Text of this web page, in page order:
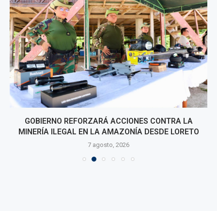
GOBIERNO REFORZARÁ ACCIONES CONTRA LA
MINERÍA ILEGAL EN LA AMAZONÍA DESDE LORETO
7 agosto, 2026